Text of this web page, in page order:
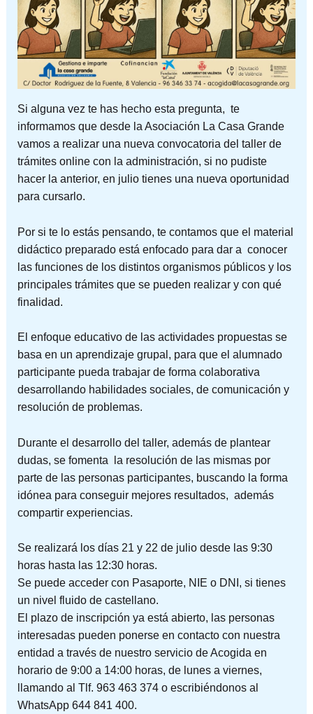
Si alguna vez te has hecho esta pregunta, te
informamos que desde la Asociación La Casa Grande
vamos a realizar una nueva convocatoria del taller de
trámites online con la administración, si no pudiste
hacer la anterior, en julio tienes una nueva oportunidad
para cursarlo.
Por si te lo estás pensando, te contamos que el material
didáctico preparado está enfocado para dar a conocer
las funciones de los distintos organismos públicos y los
principales trámites que se pueden realizar y con qué
finalidad.
El enfoque educativo de las actividades propuestas se
basa en un aprendizaje grupal, para que el alumnado
participante pueda trabajar de forma colaborativa
desarrollando habilidades sociales, de comunicación y
resolución de problemas.
Durante el desarrollo del taller, además de plantear
dudas, se fomenta la resolución de las mismas por
parte de las personas participantes, buscando la forma
idónea para conseguir mejores resultados, además
compartir experiencias.
Se realizará los días 21 y 22 de julio desde las 9:30
horas hasta las 12:30 horas.
Se puede acceder con Pasaporte, NIE o DNI, si tienes
un nivel fluido de castellano.
El plazo de inscripción ya está abierto, las personas
interesadas pueden ponerse en contacto con nuestra
entidad a través de nuestro servicio de Acogida en
horario de 9:00 a 14:00 horas, de lunes a viernes,
llamando al Tlf. 963 463 374 o escribiéndonos al
WhatsApp 644 841 400.